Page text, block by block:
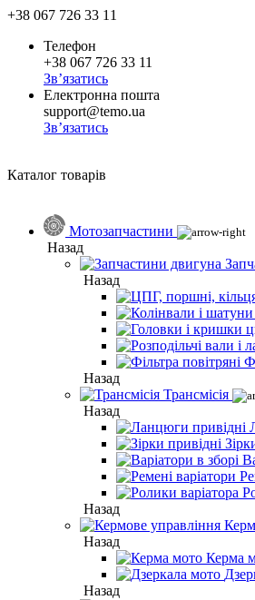
+38 067 726 33 11
Телефон
+38 067 726 33 11
Зв’язатись
Електронна пошта
support@temo.ua
Зв’язатись
Каталог товарів
Мотозапчастини
Назад
Назад
Назад
Трансмісія
Назад
Назад
Назад
Керма
Назад